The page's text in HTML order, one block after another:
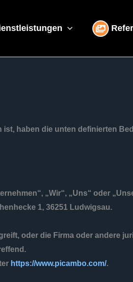
haben die unten definierten
„Wir“, „Uns“ oder
1, 36251 Ludwigsau.
oder die Firma oder andere
https://www.picambo.com/.